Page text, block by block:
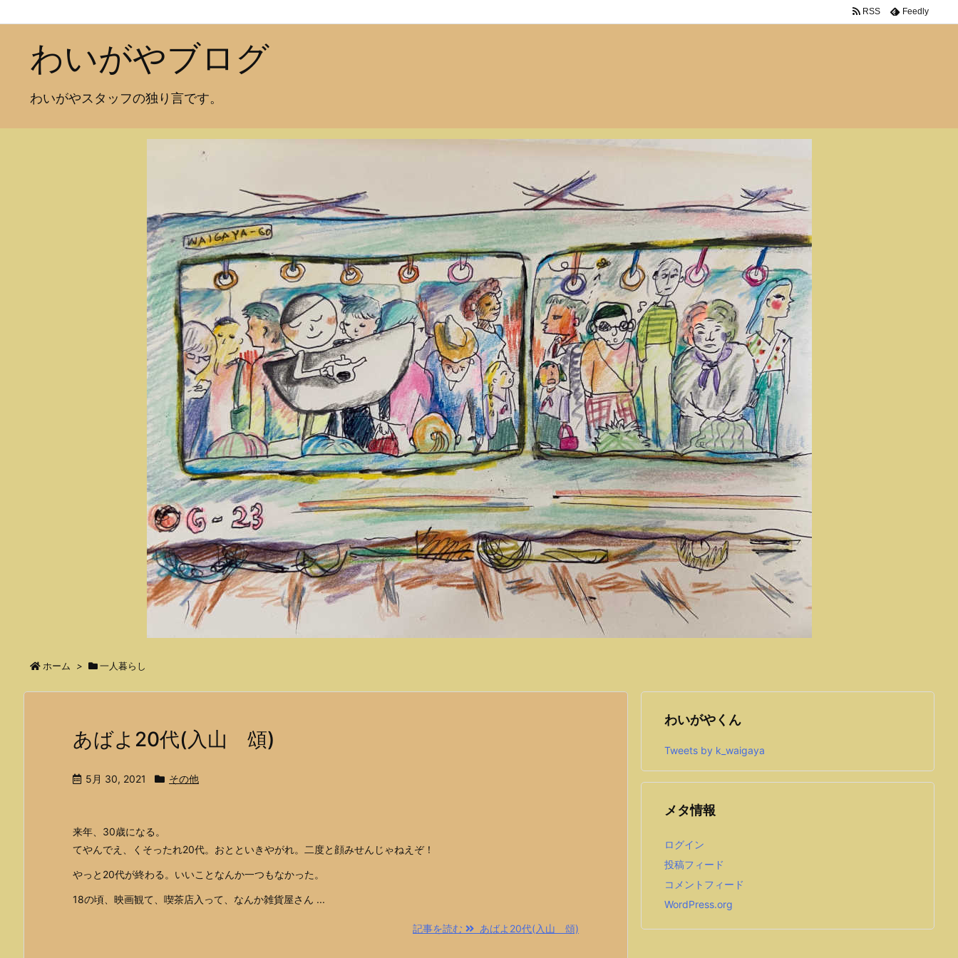
RSS Feedly
わいがやブログ
わいがやスタッフの独り言です。
ホーム > 一人暮らし
あばよ20代(入山 頌)
5月 30, 2021 その他
来年、30歳になる。
てやんでえ、くそったれ20代。おとといきやがれ。二度と顔みせんじゃねえぞ！
やっと20代が終わる。いいことなんか一つもなかった。
18の頃、映画観て、喫茶店入って、なんか雑貨屋さん ...
記事を読む あばよ20代(入山 頌)
わいがやくん
Tweets by k_waigaya
メタ情報
ログイン
投稿フィード
コメントフィード
WordPress.org